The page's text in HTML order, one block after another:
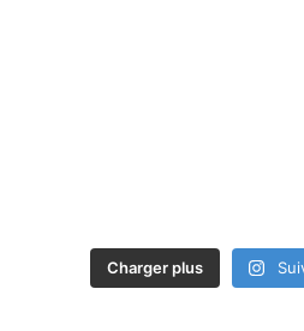
Charger plus